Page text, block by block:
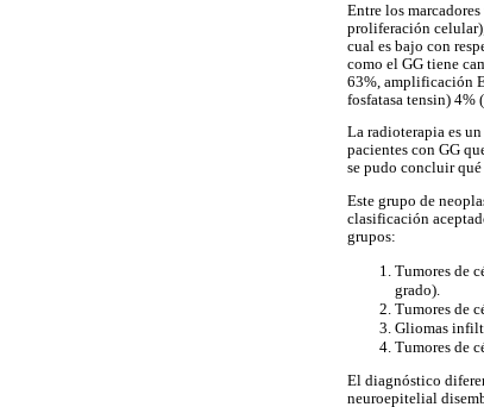
Entre los
proliferación
cual es bajo con
como el GG tiene
63%, amplificación
fosfatasa tensin) 4%
La radioterapia es
pacientes con GG
se pudo concluir
Este grupo de
clasificación
grupos:
Tumores de
grado).
Tumores de
Gliomas
Tumores de
El diagnóstico
neuroepitelial